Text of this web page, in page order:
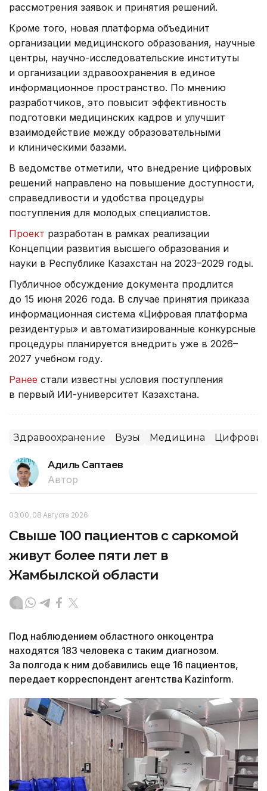
рассмотрения заявок и принятия решений.
Кроме того, новая платформа объединит
организации медицинского образования, научные
центры, научно-исследовательские институты
и организации здравоохранения в единое
информационное пространство. По мнению
разработчиков, это повысит эффективность
подготовки медицинских кадров и улучшит
взаимодействие между образовательными
и клиническими базами.
В ведомстве отметили, что внедрение цифровых
решений направлено на повышение доступности,
справедливости и удобства процедуры
поступления для молодых специалистов.
Проект разработан в рамках реализации
Концепции развития высшего образования и
науки в Республике Казахстан на 2023–2029 годы.
Публичное обсуждение документа продлится
до 15 июня 2026 года. В случае принятия приказа
информационная система «Цифровая платформа
резидентуры» и автоматизированные конкурсные
процедуры планируется внедрить уже в 2026–
2027 учебном году.
Ранее стали известны условия поступления
в первый ИИ-университет Казахстана.
Здравоохранение Вузы Медицина
Адиль Саптаев
Автор
03:00, 08 Августа 2026
Свыше 100 пациентов с саркомой
живут более пяти лет в
Жамбылской области
Под наблюдением областного онкоцентра
находятся 183 человека с таким диагнозом.
За полгода к ним добавились еще 16 пациентов,
передает корреспондент агентства Kazinform.